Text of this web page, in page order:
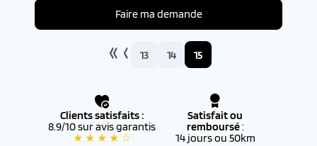
Faire ma demande
13 14 15
Clients satisfaits :
8.9/10 sur avis garantis
★ ★ ★ ★ ☆
Satisfait ou
remboursé:
14 jours ou 50km